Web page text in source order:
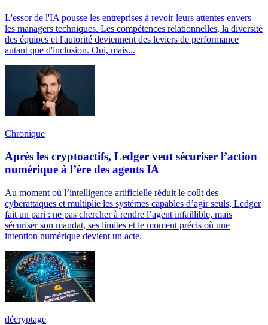
L'essor de l'IA pousse les entreprises à revoir leurs attentes envers
les managers techniques. Les compétences relationnelles, la diversité
des équipes et l'autorité deviennent des leviers de performance
autant que d'inclusion. Oui, mais...
Chronique
Après les cryptoactifs, Ledger veut sécuriser l’action
numérique à l’ère des agents IA
Au moment où l’intelligence artificielle réduit le coût des
cyberattaques et multiplie les systèmes capables d’agir seuls, Ledger
fait un pari : ne pas chercher à rendre l’agent infaillible, mais
sécuriser son mandat, ses limites et le moment précis où une
intention numérique devient un acte.
décryptage